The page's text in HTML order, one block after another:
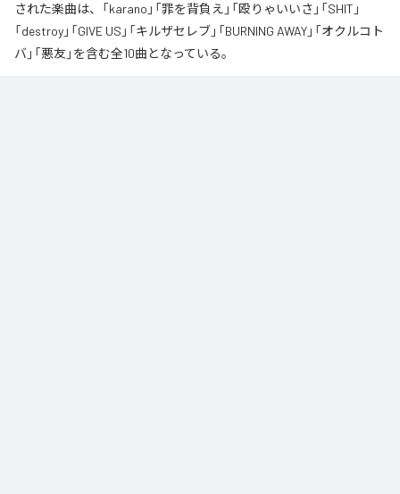
された楽曲は、「karano」「罪を背負え」「殴りゃいいさ」「SHIT」
「destroy」「GIVE US」「キルザセレブ」「BURNING AWAY」「オクルコト
バ」「悪友」を含む全10曲となっている。